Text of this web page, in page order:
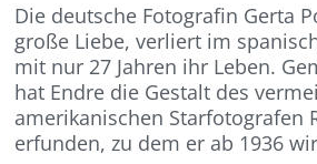
Die deutsche Fotografin Gerta
große Liebe, verliert im
mit nur 27 Jahren ihr Leben.
hat Endre die Gestalt des
amerikanischen Starfotografen
erfunden, zu dem er ab 1936